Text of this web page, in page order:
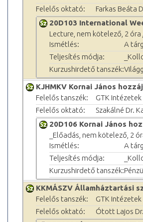
Felelős oktató:
Farkas Beáta
20D103 International
Lecture, nem kötelező, 2 óra
Ismétlés:
A
Teljesítés módja:
Kurzushirdető tanszék:
KJHMKV Kornai János
Felelős tanszék:
GTK Intézetek
Felelős oktató:
Szakálné Dr.
20D106 Kornai János
_Előadás, nem kötelező, 2
Ismétlés:
A
Teljesítés módja:
Kurzushirdető tanszék:
KKMÁSZV Államháztartási
Felelős tanszék:
GTK Intézetek
Felelős oktató:
Ótott Lajos